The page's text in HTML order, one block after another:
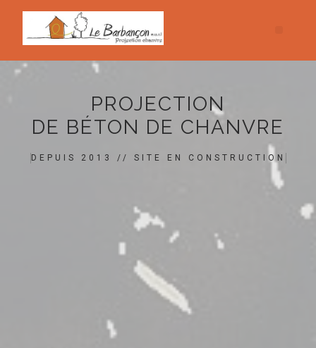
PROJECTION
DE BÉTON DE CHANVRE
DEPUIS 2013 // SITE EN CONSTRUCTION